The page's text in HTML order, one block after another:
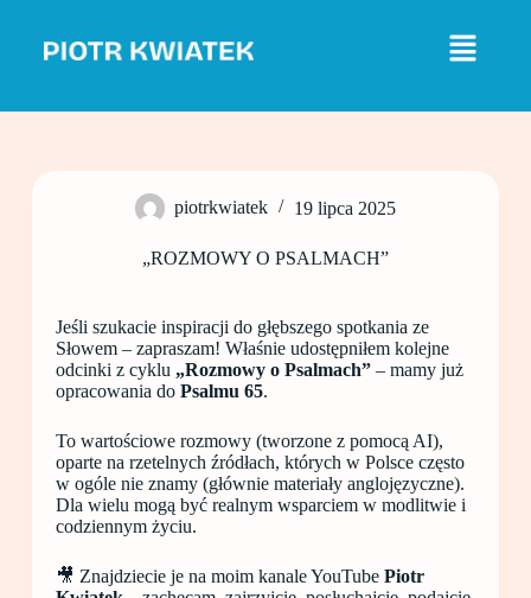
j
piotrkwiatek 19 lipca 2025
„ROZMOWY O PSALMACH”
Jeśli szukacie inspiracji do głębszego spotkania ze
Słowem – zapraszam! Właśnie udostępniłem kolejne
odcinki z cyklu „Rozmowy o Psalmach”– mamy już
opracowania do Psalmu 65.
To wartościowe rozmowy (tworzone z pomocą AI),
oparte na rzetelnych źródłach, których w Polsce często
w ogóle nie znamy (głównie materiały anglojęzyczne).
Dla wielu mogą być realnym wsparciem w modlitwie i
codziennym życiu.
🎥 Znajdziecie je na moim kanale YouTube Piotr